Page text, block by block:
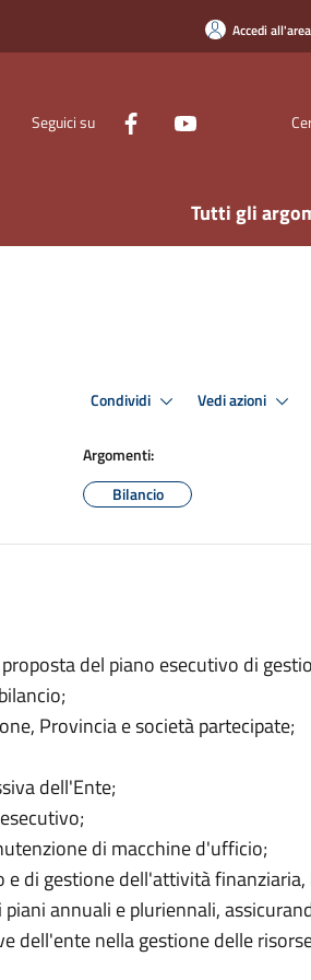
Accedi
Seguici su
Tutti gli
Condividi Vedi azioni
Argomenti:
Bilancio
del piano esecutivo di
Provincia e società partecipate;
dell'Ente;
di macchine d'ufficio;
di gestione dell'attività finanziaria,
annuali e pluriennali,
dell'ente nella gestione delle